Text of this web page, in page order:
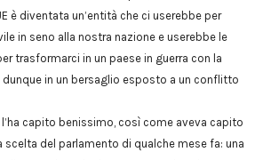
è diventata un’entità che ci userebbe per
in seno alla nostra nazione e userebbe le
trasformarci in un paese in guerra con la
dunque in un bersaglio esposto a un conflitto
capito benissimo, così come aveva capito
scelta del parlamento di qualche mese fa: una